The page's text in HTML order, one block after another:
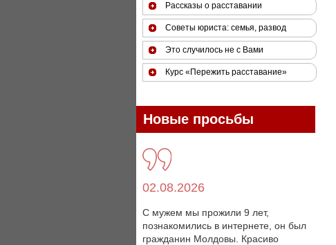
Рассказы о расставании
Советы юриста: семья, развод
Это случилось не с Вами
Курс «Пережить расставание»
Новые просьбы
02.08.2026
С мужем мы прожили 9 лет,
познакомились в интернете, он был
гражданин Молдовы. Красиво